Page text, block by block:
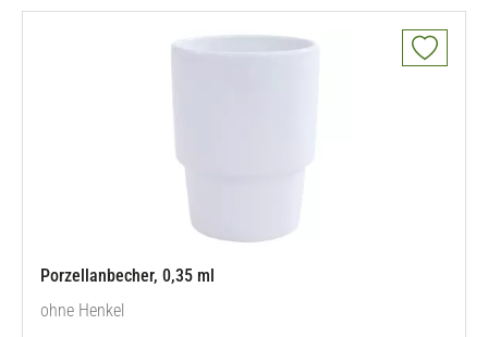
Porzellanbecher, 0,35 ml
ohne Henkel